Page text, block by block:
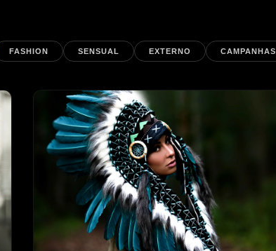
FASHION SENSUAL EXTERNO CAMPANHAS